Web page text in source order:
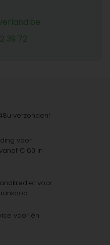
39 72
verzonden!
voor
€ 60 in
voor
voor én